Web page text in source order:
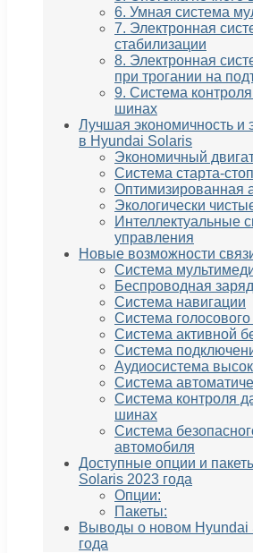
6. Умная система
7. Электронная
стабилизации
8. Электронная
при трогании на
9. Система
шинах
Лучшая экономичность и
в Hyundai Solaris
Экономичный
Система старта-стоп
Оптимизированная
Экологически
Интеллектуальные
управления
Новые возможности
Система
Беспроводная
Система навигации
Система
Система активной
Система
Аудиосистема
Система
Система контроля
шинах
Система
автомобиля
Доступные опции и
Solaris 2023 года
Опции:
Пакеты:
Выводы о новом Hyundai
года